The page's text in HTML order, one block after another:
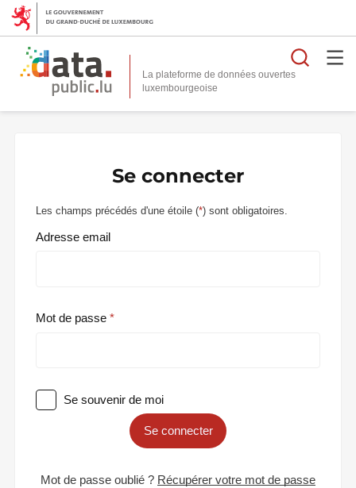
La plateforme de données ouvertes
Se connecter
Les champs précédés d'une étoile (*) sont obligatoires.
Adresse email
Mot de passe
Se souvenir de moi
Se connecter
Mot de passe oublié ? Récupérer votre mot de passe